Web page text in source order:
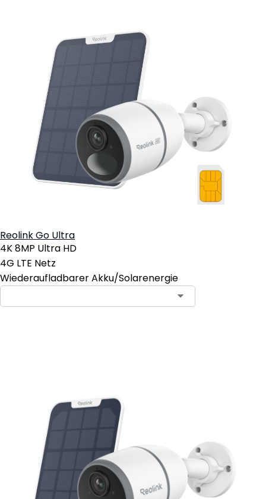
Reolink Go Ultra
4K 8MP Ultra HD
4G LTE Netz
Wiederaufladbarer Akku/Solarenergie